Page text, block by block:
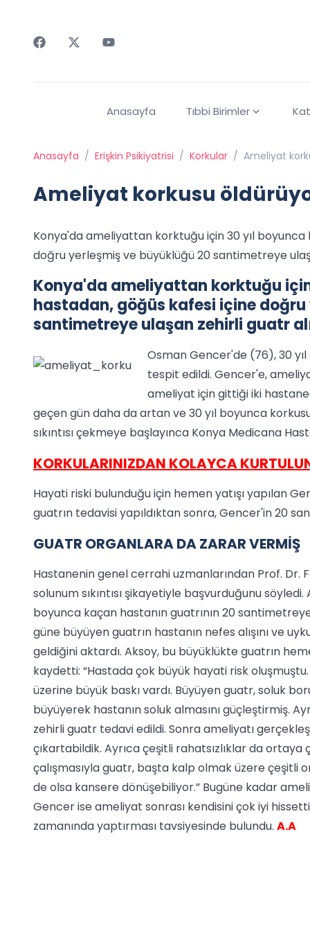
Anasayfa Tıbbi Birimler
Anasayfa / Erişkin Psikiyatrisi / Korkular / Ameliyat
Ameliyat korkusu
Konya'da ameliyattan korktuğu için 30 yıl
doğru yerleşmiş ve büyüklüğü 20 santimetreye
Konya'da ameliyattan korktuğu
hastadan, göğüs kafesi içine
santimetreye ulaşan zehirli guatr
Osman Gencer'de (76), 30
tespit edildi. Gencer'e,
ameliyat için gittiği iki
geçen gün daha da artan ve 30 yıl boyunca
sıkıntısı çekmeye başlayınca Konya Medicana
KORKULARINIZDAN KOLAYCA
Hayati riski bulunduğu için hemen yatışı yapılan
guatrın tedavisi yapıldıktan sonra, Gencer'in 20
GUATR ORGANLARA DA ZARAR VERMİŞ
Hastanenin genel cerrahi uzmanlarından Prof.
solunum sıkıntısı şikayetiyle başvurduğunu
boyunca kaçan hastanın guatrının 20
güne büyüyen guatrın hastanın nefes alışını ve
geldiğini aktardı. Aksoy, bu büyüklükte guatrın
kaydetti: “Hastada çok büyük hayati risk
üzerine büyük baskı vardı. Büyüyen guatr, soluk
büyüyerek hastanın soluk almasını güçleştirmiş.
zehirli guatr tedavi edildi. Sonra ameliyatı
çıkartabildik. Ayrıca çeşitli rahatsızlıklar da ortaya
çalışmasıyla guatr, başta kalp olmak üzere
de olsa kansere dönüşebiliyor.” Bugüne kadar
Gencer ise ameliyat sonrası kendisini çok iyi
zamanında yaptırması tavsiyesinde bulundu. A.A